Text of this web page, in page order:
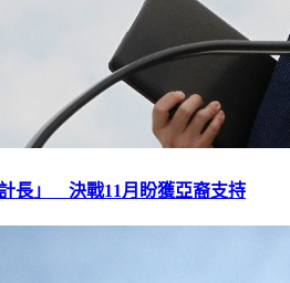
長」 決戰11月盼獲亞裔支持